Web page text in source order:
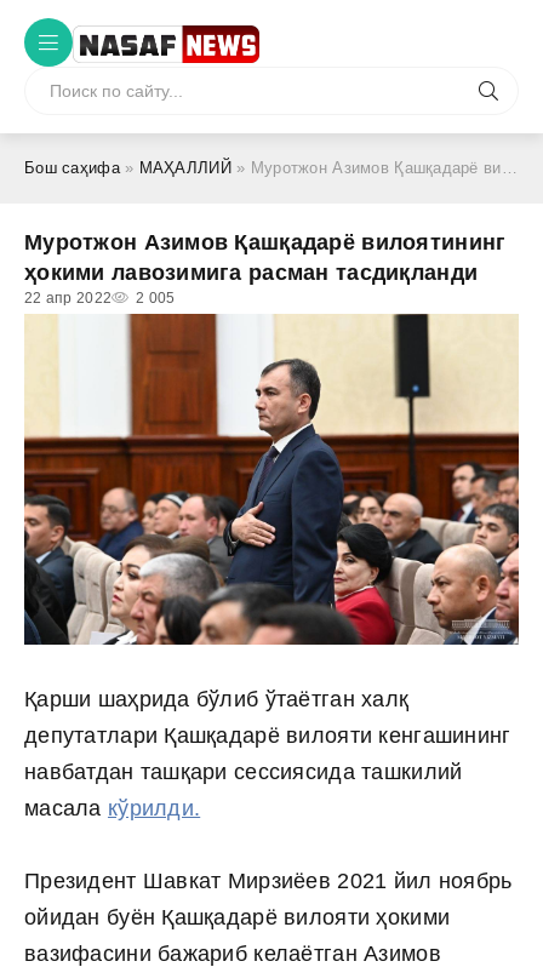
Бош саҳифа» МАҲАЛЛИЙ » Муротжон Азимов Қашқадарё вилоятининг ҳокими лавозимига расман тасдиқланди
Муротжон Азимов Қашқадарё вилоятининг
ҳокими лавозимига расман тасдиқланди
22 апр 2022 2 005
Қарши шаҳрида бўлиб ўтаётган халқ
депутатлари Қашқадарё вилояти кенгашининг
навбатдан ташқари сессиясида ташкилий
масала кўрилди.
Президент Шавкат Мирзиёев 2021 йил ноябрь
ойидан буён Қашқадарё вилояти ҳокими
вазифасини бажариб келаётган Азимов